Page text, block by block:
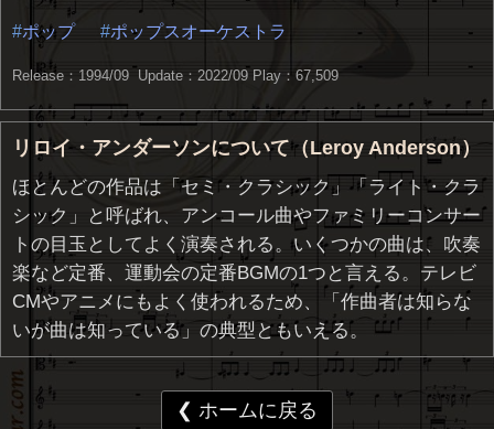
ポップ ポップスオーケストラ
Release：1994/09 Update：2022/09 Play：67,509
リロイ・アンダーソンについて（Leroy Anderson）
ほとんどの作品は「セミ・クラシック」「ライト・クラ
シック」と呼ばれ、アンコール曲やファミリーコンサー
トの目玉としてよく演奏される。いくつかの曲は、吹奏
楽など定番、運動会の定番BGMの1つと言える。テレビ
CMやアニメにもよく使われるため、「作曲者は知らな
いが曲は知っている」の典型ともいえる。
❮ ホームに戻る